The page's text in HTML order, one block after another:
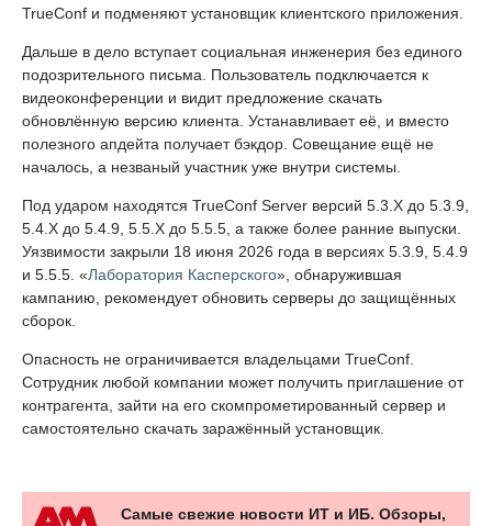
TrueConf и подменяют установщик клиентского приложения.
Дальше в дело вступает социальная инженерия без единого
подозрительного письма. Пользователь подключается к
видеоконференции и видит предложение скачать
обновлённую версию клиента. Устанавливает её, и вместо
полезного апдейта получает бэкдор. Совещание ещё не
началось, а незваный участник уже внутри системы.
Под ударом находятся TrueConf Server версий 5.3.X до 5.3.9,
5.4.X до 5.4.9, 5.5.X до 5.5.5, а также более ранние выпуски.
Уязвимости закрыли 18 июня 2026 года в версиях 5.3.9, 5.4.9
и 5.5.5. «Лаборатория Касперского», обнаружившая
кампанию, рекомендует обновить серверы до защищённых
сборок.
Опасность не ограничивается владельцами TrueConf.
Сотрудник любой компании может получить приглашение от
контрагента, зайти на его скомпрометированный сервер и
самостоятельно скачать заражённый установщик.
Самые свежие новости ИТ и ИБ. Обзоры,